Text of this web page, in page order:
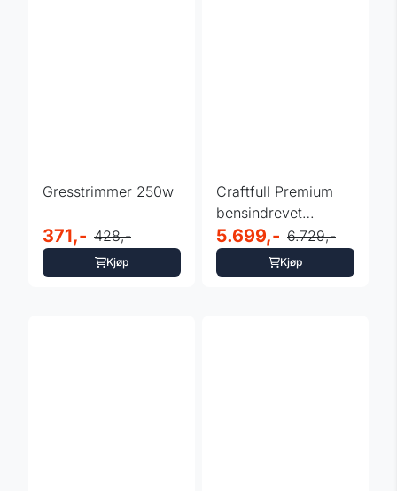
Gresstrimmer 250w
371,- 428,-
Kjøp
Craftfull Premium
bensindrevet
gressklipper CR-
139-30
5.699,- 6.729,-
Kjøp